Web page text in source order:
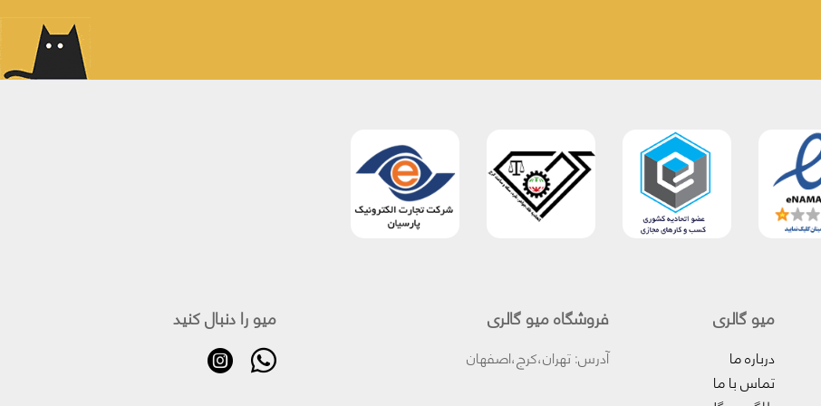
میو گالری
درباره ما
تماس با ما
فروشگاه میو گالری
آدرس: تهران،کرج،اصفهان
میو را دنبال کنید